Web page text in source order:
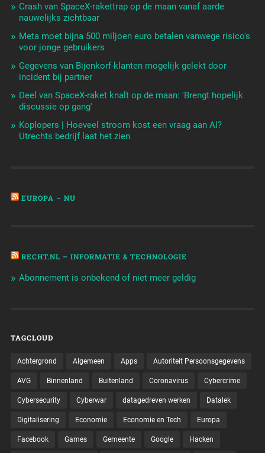
Crash van SpaceX-rakettrap op de maan vanaf aarde
nauwelijks zichtbaar
Meta moet bijna 500 miljoen euro betalen vanwege risico's
voor jonge gebruikers
Gegevens van Bijenkorf-klanten mogelijk gelekt door
incident bij partner
Deel van SpaceX-raket knalt op de maan: 'Brengt hopelijk
discussie op gang'
Koplopers | Hoeveel stroom kost een vraag aan AI?
Utrechts bedrijf laat het zien
EUROPA – NU
RECHT.NL – INFORMATIE & TECHNOLOGIE
Abonnement is onbekend of niet meer geldig
TAGCLOUD
Achtergrond Algemeen Apps Autoriteit Persoonsgegevens
AVG Binnenland Buitenland Coronavirus Cybercrime
Cybersecurity Cyberwar datagedreven werken Datalek
Digitalisering Economie Economie en Tech Europa
Facebook Games Gemeente Google Hacken